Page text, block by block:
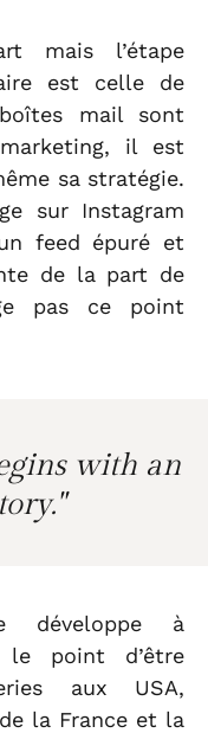
mais l’étape
est celle de
mail sont
marketing, il est
sa stratégie.
sur Instagram
feed épuré et
de la part de
pas ce point
with an
développe à
point d’être
aux USA,
la France et la